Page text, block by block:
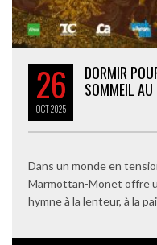
26
OCT2025
DORMIR
SOMMEIL
Dans un monde en
Marmottan-Monet offre
hymne à la lenteur, à la